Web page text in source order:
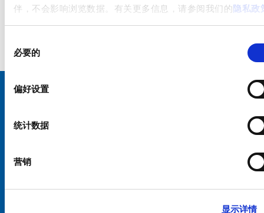
伴，不会影响浏览数据。有关更多信息，请参阅我们的隐私政
选
必要的
偏好设置
统计数据
营销
显示详情